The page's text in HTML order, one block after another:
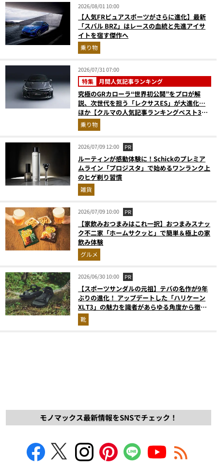
2026/08/01 10:00
【人気FRピュアスポーツがさらに進化】最新
「スバル BRZ」はレースの血統と先進アイサ
イトを宿す傑作へ
乗り物
2026/07/31 07:00
特集 月間人気記事ランキング
究極のGRカローラ“世界初公開”をプロが解
説、次世代を担う「レクサスES」が大進化…
ほか【クルマの人気記事ランキングベスト3】
（2026年6月版）
乗り物
2026/07/09 12:00 PR
ルーティンが感動体験に！Schickのプレミア
ムライン「プロジスタ」で始めるワンランク上
のヒゲ剃り習慣
雑貨
2026/07/09 10:00 PR
【家飲みおつまみはこれ一択】おつまみスナッ
ク不二家「ホームサクッと」で簡単＆極上の家
飲み体験
グルメ
2026/06/30 10:00 PR
【スポーツサンダルの元祖】テバの名作が9年
ぶりの進化！ アップデートした「ハリケーン
XLT3」の魅力を識者があらゆる角度から徹底
解説！
靴
モノマックス最新情報をSNSでチェック！